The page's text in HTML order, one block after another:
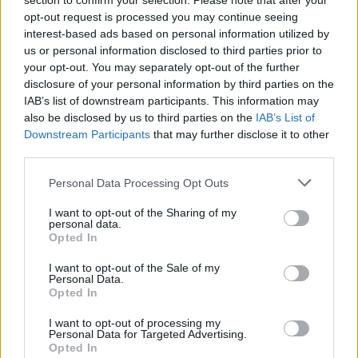
opt-out request is processed you may continue seeing
interest-based ads based on personal information utilized by
us or personal information disclosed to third parties prior to
your opt-out. You may separately opt-out of the further
disclosure of your personal information by third parties on the
IAB’s list of downstream participants. This information may
also be disclosed by us to third parties on the IAB’s List of
Downstream Participants that may further disclose it to other
Personal Data Processing Opt Outs
I want to opt-out of the Sharing of my
personal data.
Opted In
I want to opt-out of the Sale of my
Personal Data.
Opted In
I want to opt-out of processing my
Personal Data for Targeted Advertising.
Opted In
Ensuite, réalisons que la peur de manquer quelque chose
nous pousse à croire que chaque soir et chaque week-end
devraient être remplis d'événements exceptionnels. En
réalité, ces expériences ne peuvent pas être vécues aussi
souvent, et si c'était le cas, elles perdraient de leur
spécificité et de leur valeur.